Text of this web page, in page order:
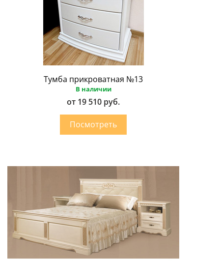
Тумба прикроватная №13
В наличии
от 19 510 руб.